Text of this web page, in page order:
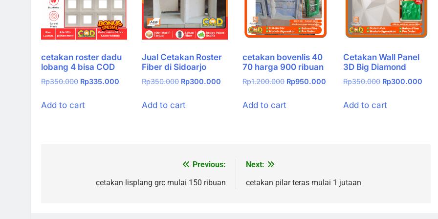
cetakan roster dadu
lobang 4 bisa COD
Rp350.000 Original
was:
Rp335.000 Current
Add to cart
Jual Cetakan Roster
Fiber di Sidoarjo
Rp350.000 Original
was:
Rp300.000 Current
Add to cart
cetakan bovenlis 40
70 harga 900 ribuan
Rp1.200.000 Original
Rp950.000 Current
Add to cart
Cetakan Wall Panel
3D Big Diamond
Rp350.000 Original
was:
Rp300.000
Add to cart
navigation
Previous:
cetakan lisplang grc mulai 150 ribuan
Next:
cetakan pilar teras mulai 1 jutaan